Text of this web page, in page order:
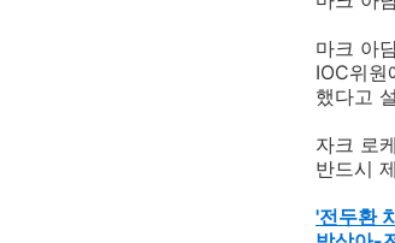
마크 아
IOC위원
했다고
자크 로
반드시
'전두환